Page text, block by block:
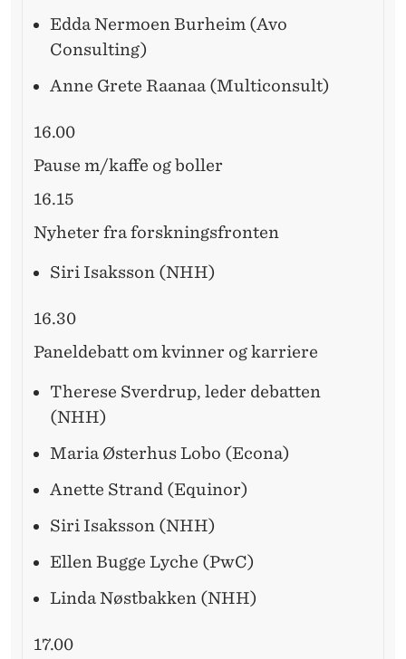
Edda Nermoen Burheim (Avo
Consulting)
Anne Grete Raanaa (Multiconsult)
16.00
Pause m/kaffe og boller
16.15
Nyheter fra forskningsfronten
Siri Isaksson (NHH)
16.30
Paneldebatt om kvinner og karriere
Therese Sverdrup, leder debatten
(NHH)
Maria Østerhus Lobo (Econa)
Anette Strand (Equinor)
Siri Isaksson (NHH)
Ellen Bugge Lyche (PwC)
Linda Nøstbakken (NHH)
17.00